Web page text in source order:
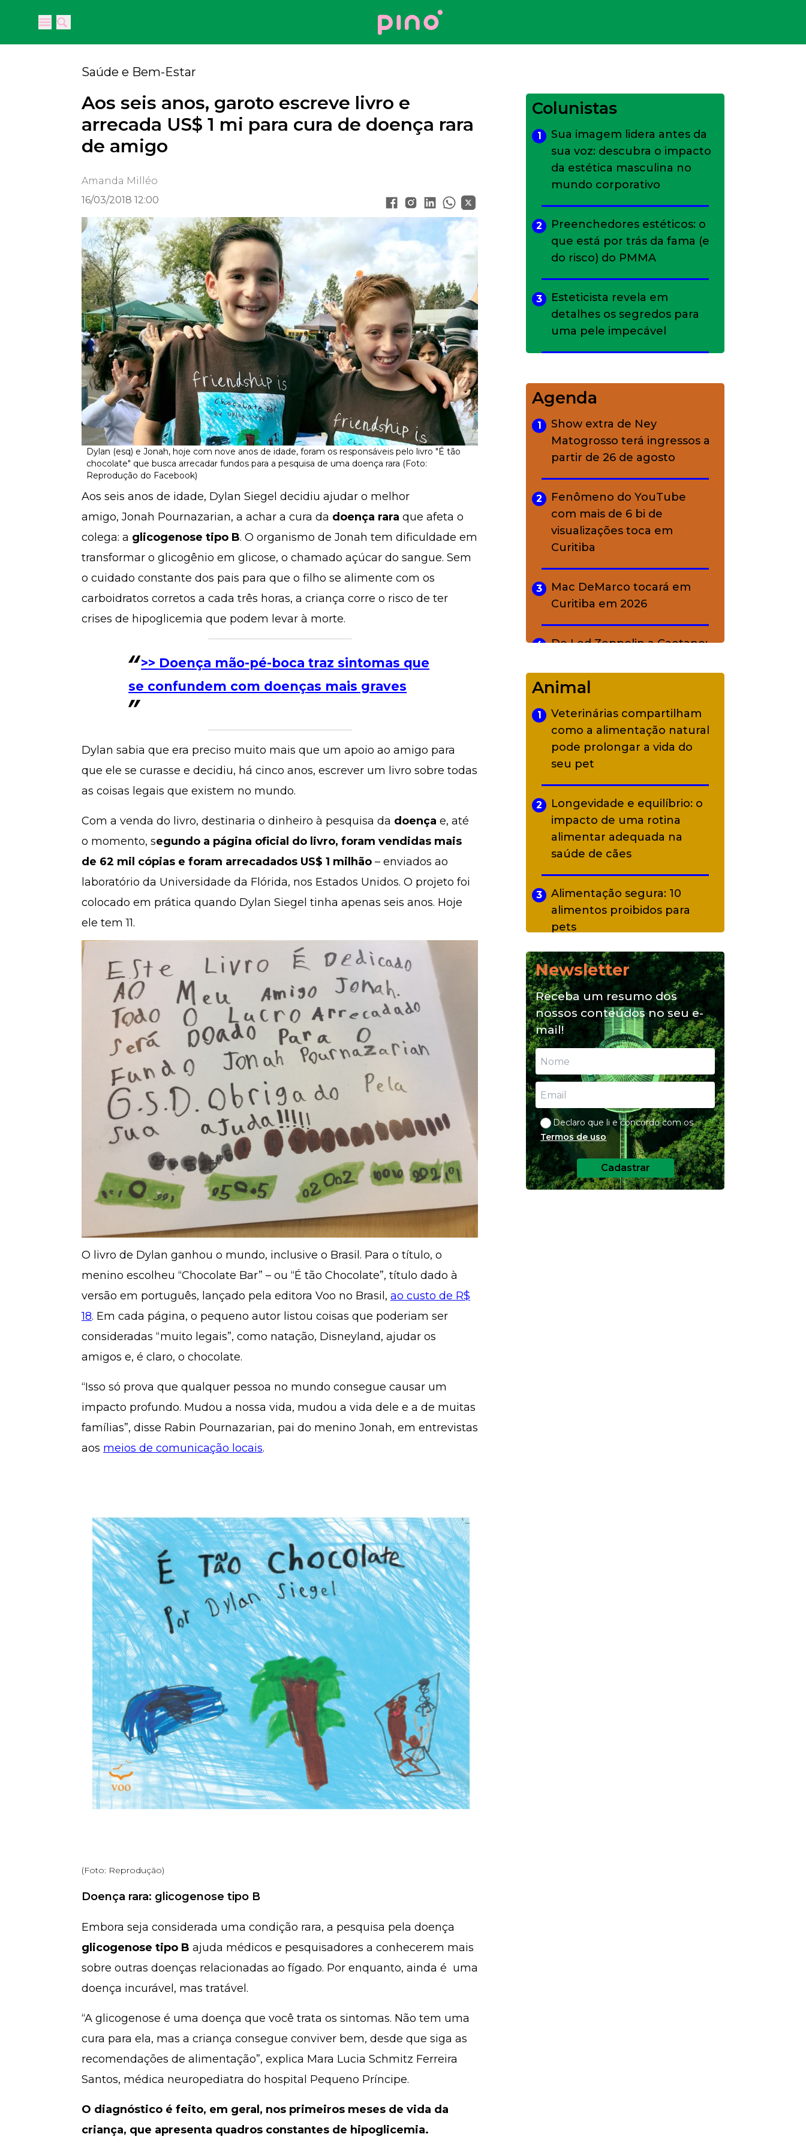
Open main menu
Open main menu
Your Company
Saúde e Bem-Estar
Aos seis anos, garoto escreve livro e
arrecada US$ 1 mi para cura de doença rara
de amigo
Amanda Milléo
16/03/2018 12:00
Dylan (esq) e Jonah, hoje com nove anos de idade, foram os responsáveis pelo livro "É tão
chocolate" que busca arrecadar fundos para a pesquisa de uma doença rara (Foto:
Reprodução do Facebook)
Aos seis anos de idade, Dylan Siegel decidiu ajudar o melhor
amigo, Jonah Pournazarian, a achar a cura da doença rara que afeta o
colega: a glicogenose tipo B. O organismo de Jonah tem dificuldade em
transformar o glicogênio em glicose, o chamado açúcar do sangue. Sem
o cuidado constante dos pais para que o filho se alimente com os
carboidratos corretos a cada três horas, a criança corre o risco de ter
crises de hipoglicemia que podem levar à morte.
>> Doença mão-pé-boca traz sintomas que
se confundem com doenças mais graves
Dylan sabia que era preciso muito mais que um apoio ao amigo para
que ele se curasse e decidiu, há cinco anos, escrever um livro sobre todas
as coisas legais que existem no mundo.
Com a venda do livro, destinaria o dinheiro à pesquisa da doença e, até
o momento, segundo a página oficial do livro, foram vendidas mais
de 62 mil cópias e foram arrecadados US$ 1 milhão – enviados ao
laboratório da Universidade da Flórida, nos Estados Unidos. O projeto foi
colocado em prática quando Dylan Siegel tinha apenas seis anos. Hoje
ele tem 11.
O livro de Dylan ganhou o mundo, inclusive o Brasil. Para o título, o
menino escolheu “Chocolate Bar” – ou “É tão Chocolate”, título dado à
versão em português, lançado pela editora Voo no Brasil, ao custo de R$
18. Em cada página, o pequeno autor listou coisas que poderiam ser
consideradas “muito legais”, como natação, Disneyland, ajudar os
amigos e, é claro, o chocolate.
“Isso só prova que qualquer pessoa no mundo consegue causar um
impacto profundo. Mudou a nossa vida, mudou a vida dele e a de muitas
famílias”, disse Rabin Pournazarian, pai do menino Jonah, em entrevistas
aos meios de comunicação locais.
(Foto: Reprodução)
Doença rara: glicogenose tipo B
Embora seja considerada uma condição rara, a pesquisa pela doença
glicogenose tipo B ajuda médicos e pesquisadores a conhecerem mais
sobre outras doenças relacionadas ao fígado. Por enquanto, ainda é uma
doença incurável, mas tratável.
“A glicogenose é uma doença que você trata os sintomas. Não tem uma
cura para ela, mas a criança consegue conviver bem, desde que siga as
recomendações de alimentação”, explica Mara Lucia Schmitz Ferreira
Santos, médica neuropediatra do hospital Pequeno Príncipe.
O diagnóstico é feito, em geral, nos primeiros meses de vida da
criança, que apresenta quadros constantes de hipoglicemia.
Colunistas
1
Sua imagem lidera antes da
sua voz: descubra o impacto
da estética masculina no
mundo corporativo
2
Preenchedores estéticos: o
que está por trás da fama (e
do risco) do PMMA
3
Esteticista revela em
detalhes os segredos para
uma pele impecável
charme rústico que
conquistou o luxo
A ciência por trás da
skincare: a função de cada
ativo
Agenda
1
Show extra de Ney
Matogrosso terá ingressos a
partir de 26 de agosto
2
Fenômeno do YouTube
com mais de 6 bi de
visualizações toca em
Curitiba
3
Mac DeMarco tocará em
Curitiba em 2026
4
De Led Zeppelin a Caetano:
diverso a partir de R$ 17
5
Adriana Calcanhotto retoma
alter ego infantil para show
em Curitiba
Animal
1
Veterinárias compartilham
como a alimentação natural
pode prolongar a vida do
seu pet
2
Longevidade e equilíbrio: o
impacto de uma rotina
alimentar adequada na
saúde de cães
3
Alimentação segura: 10
alimentos proibidos para
pets
4
Alimentação natural e mix
feeding: conheça essas
opções para nutrição do seu
pet
Newsletter
Receba um resumo dos
nossos conteúdos no seu e-
mail!
Declaro que li e concordo com os
Termos de uso
Cadastrar